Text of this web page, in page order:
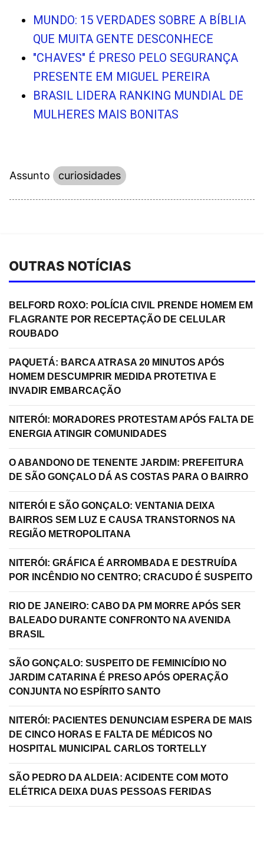
MUNDO: 15 VERDADES SOBRE A BÍBLIA
QUE MUITA GENTE DESCONHECE
"CHAVES" É PRESO PELO SEGURANÇA
PRESENTE EM MIGUEL PEREIRA
BRASIL LIDERA RANKING MUNDIAL DE
MULHERES MAIS BONITAS
Assunto curiosidades
OUTRAS NOTÍCIAS
BELFORD ROXO: POLÍCIA CIVIL PRENDE HOMEM EM
FLAGRANTE POR RECEPTAÇÃO DE CELULAR
ROUBADO
PAQUETÁ: BARCA ATRASA 20 MINUTOS APÓS
HOMEM DESCUMPRIR MEDIDA PROTETIVA E
INVADIR EMBARCAÇÃO
NITERÓI: MORADORES PROTESTAM APÓS FALTA DE
ENERGIA ATINGIR COMUNIDADES
O ABANDONO DE TENENTE JARDIM: PREFEITURA
DE SÃO GONÇALO DÁ AS COSTAS PARA O BAIRRO
NITERÓI E SÃO GONÇALO: VENTANIA DEIXA
BAIRROS SEM LUZ E CAUSA TRANSTORNOS NA
REGIÃO METROPOLITANA
NITERÓI: GRÁFICA É ARROMBADA E DESTRUÍDA
POR INCÊNDIO NO CENTRO; CRACUDO É SUSPEITO
RIO DE JANEIRO: CABO DA PM MORRE APÓS SER
BALEADO DURANTE CONFRONTO NA AVENIDA
BRASIL
SÃO GONÇALO: SUSPEITO DE FEMINICÍDIO NO
JARDIM CATARINA É PRESO APÓS OPERAÇÃO
CONJUNTA NO ESPÍRITO SANTO
NITERÓI: PACIENTES DENUNCIAM ESPERA DE MAIS
DE CINCO HORAS E FALTA DE MÉDICOS NO
HOSPITAL MUNICIPAL CARLOS TORTELLY
SÃO PEDRO DA ALDEIA: ACIDENTE COM MOTO
ELÉTRICA DEIXA DUAS PESSOAS FERIDAS